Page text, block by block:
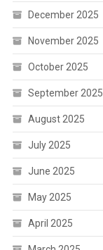
December 2025
November 2025
October 2025
September 2025
August 2025
July 2025
June 2025
May 2025
April 2025